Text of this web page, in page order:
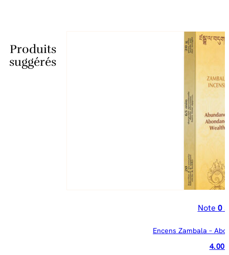
Produits
suggérés
Note 0
Encens Zambala –
4.00